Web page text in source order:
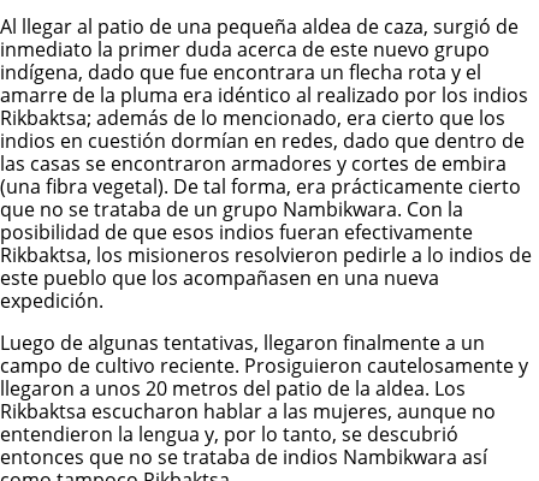
Al llegar al patio de una pequeña aldea de caza, surgió de
inmediato la primer duda acerca de este nuevo grupo
indígena, dado que fue encontrara un flecha rota y el
amarre de la pluma era idéntico al realizado por los indios
Rikbaktsa; además de lo mencionado, era cierto que los
indios en cuestión dormían en redes, dado que dentro de
las casas se encontraron armadores y cortes de embira
(una fibra vegetal). De tal forma, era prácticamente cierto
que no se trataba de un grupo Nambikwara. Con la
posibilidad de que esos indios fueran efectivamente
Rikbaktsa, los misioneros resolvieron pedirle a lo indios de
este pueblo que los acompañasen en una nueva
expedición.
Luego de algunas tentativas, llegaron finalmente a un
campo de cultivo reciente. Prosiguieron cautelosamente y
llegaron a unos 20 metros del patio de la aldea. Los
Rikbaktsa escucharon hablar a las mujeres, aunque no
entendieron la lengua y, por lo tanto, se descubrió
entonces que no se trataba de indios Nambikwara así